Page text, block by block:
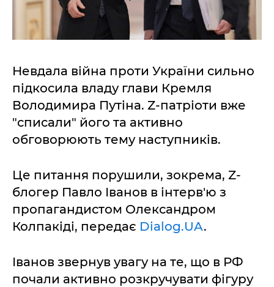
Невдала війна проти України сильно
підкосила владу глави Кремля
Володимира Путіна. Z-патріоти вже
"списали" його та активно
обговорюють тему наступників.
Це питання порушили, зокрема, Z-
блогер Павло Іванов в інтерв'ю з
пропагандистом Олександром
Колпакіді, передає Dialog.UA.
Іванов звернув увагу на те, що в РФ
почали активно розкручувати фігуру